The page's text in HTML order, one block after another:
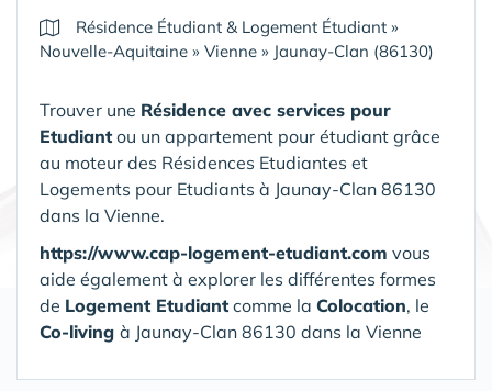
Résidence Étudiant & Logement Étudiant »
Nouvelle-Aquitaine » Vienne » Jaunay-Clan (86130)
Trouver une Résidence avec services pour
Etudiant ou un appartement pour étudiant grâce
au moteur des Résidences Etudiantes et
Logements pour Etudiants à Jaunay-Clan 86130
dans la Vienne.
https://www.cap-logement-etudiant.com vous
aide également à explorer les différentes formes
de Logement Etudiant comme la Colocation, le
Co-living à Jaunay-Clan 86130 dans la Vienne